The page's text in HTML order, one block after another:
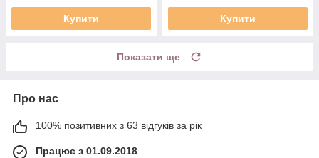
Купити Купити
Показати ще
Про нас
100% позитивних з 63 відгуків за рік
Працює з 01.09.2018